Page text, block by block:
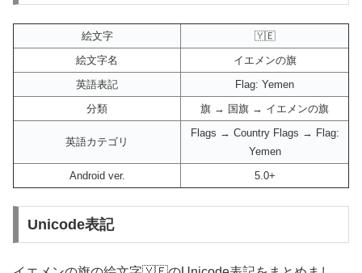
絵文字
🇾🇪
絵文字名
イエメンの旗
英語表記
Flag: Yemen
分類
旗 → 国旗 → イエメンの旗
英語カテゴリ
Flags → Country Flags → Flag:
Yemen
Android ver.
5.0+
Unicode表記